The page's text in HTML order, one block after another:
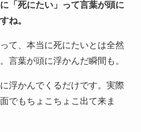
「死にたい」って言葉が頭に
ね。
て、本当に死にたいとは全然
言葉が頭に浮かんだ瞬間も。
浮かんでくるだけです。実際
でもちょこちょこ出て来ま